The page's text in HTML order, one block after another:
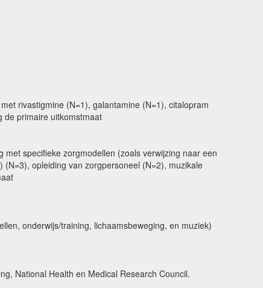
rivastigmine (N=1), galantamine (N=1), citalopram
de primaire uitkomstmaat
specifieke zorgmodellen (zoals verwijzing naar een
opleiding van zorgpersoneel (N=2), muzikale
onderwijs/training, lichaamsbeweging, en muziek)
National Health en Medical Research Council.